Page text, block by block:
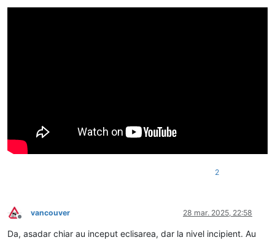
2
Deconectat
vancouver 28 mar. 2025, 22:58
Da, asadar chiar au inceput eclisarea, dar la nivel incipient. Au